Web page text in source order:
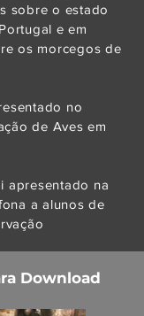
sobre o estado
e em
os morcegos de
no
de Aves em
apresentado na
a alunos de
Download